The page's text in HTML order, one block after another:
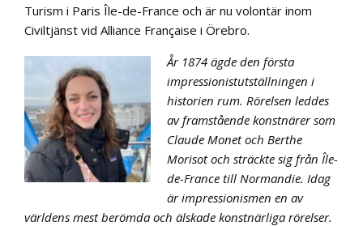
Turism i Paris Île-de-France och är nu volontär inom
Civiltjänst vid Alliance Française i Örebro.
År 1874 ägde den första
impressionistutställningen i
historien rum. Rörelsen leddes
av framstående konstnärer som
Claude Monet och Berthe
Morisot och sträckte sig från Île-
de-France till Normandie. Idag
är impressionismen en av
världens mest berömda och älskade konstnärliga rörelser.